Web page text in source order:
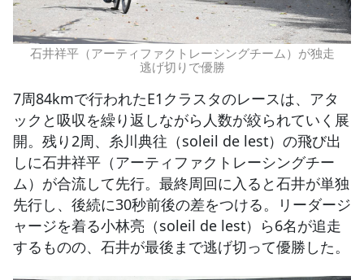
石井祥平（アーティファクトレーシングチーム）が独走
逃げ切りで優勝
7周84kmで行われたE1クラスタのレースは、アタ
ックと吸収を繰り返しながら人数が絞られていく展
開。残り2周、糸川典往（soleil de lest）の飛び出
しに石井祥平（アーティファクトレーシングチー
ム）が合流して先行。最終周回に入ると石井が単独
先行し、後続に30秒前後の差をつける。リーダージ
ャージを着る小林亮（soleil de lest）ら6名が追走
するものの、石井が最後まで逃げ切って優勝した。